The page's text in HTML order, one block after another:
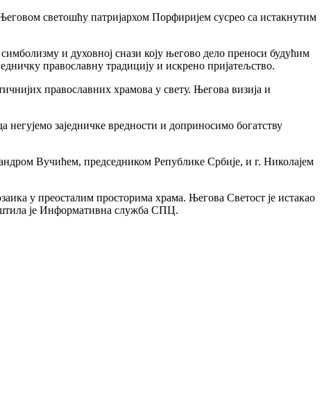
светошћу патријархом Порфиријем сусрео са истакнутим
и духовној снази коју његово дело преноси будућим
православну традицију и искрено пријатељство.
православних храмова у свету. Његова визија и
заједничке вредности и доприносимо богатству
Вучићем, председником Републике Србије, и г. Николајем
у преосталим просторима храма. Његова Светост је истакао
је Информативна служба СПЦ.